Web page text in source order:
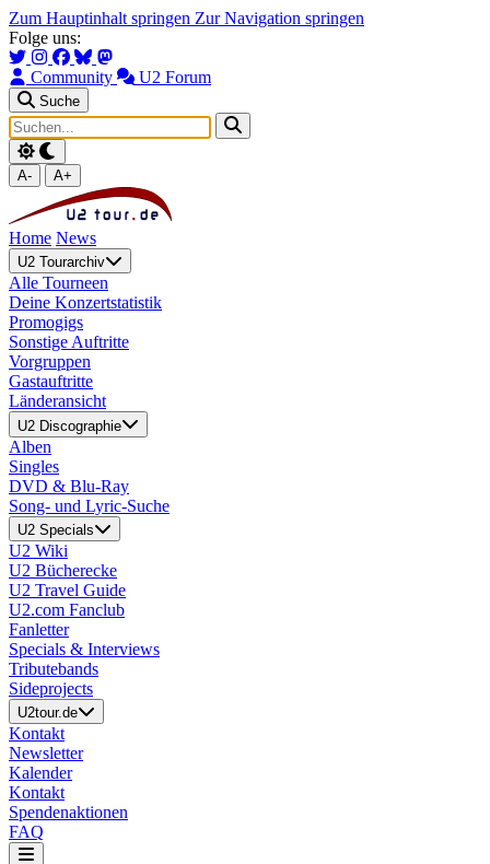
Zum Hauptinhalt springen Zur Navigation springen
Folge uns:
Community U2 Forum
Suche
A- A+
Home News
U2 Tourarchiv
Alle Tourneen
Deine Konzertstatistik
Promogigs
Sonstige Auftritte
Vorgruppen
Gastauftritte
Länderansicht
U2 Discographie
Alben
Singles
DVD & Blu-Ray
Song- und Lyric-Suche
U2 Specials
U2 Wiki
U2 Bücherecke
U2 Travel Guide
U2.com Fanclub
Fanletter
Specials & Interviews
Tributebands
Sideprojects
U2tour.de
Kontakt
Newsletter
Kalender
Kontakt
Spendenaktionen
FAQ